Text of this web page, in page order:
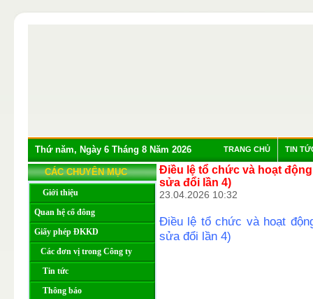
Thứ năm, Ngày 6 Tháng 8 Năm 2026 TRANG CHỦ TIN
CÁC CHUYÊN MỤC
Giới thiệu
Quan hệ cổ đông
Giấy phép ĐKKD
Các đơn vị trong Công ty
Tin tức
Thông báo
Điều lệ tổ chức và hoạt
sửa đổi lần 4)
23.04.2026 10:32
Điều lệ tổ chức và hoạt
sửa đổi lần 4)